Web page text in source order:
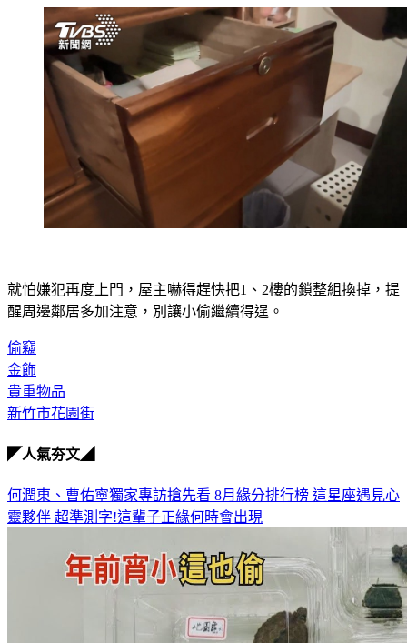
就怕嫌犯再度上門，屋主嚇得趕快把1、2樓的鎖整組換掉，提
醒周邊鄰居多加注意，別讓小偷繼續得逞。
偷竊
金飾
貴重物品
新竹市花園街
◤人氣夯文◢
何潤東、曹佑寧獨家專訪搶先看 8月緣分排行榜 這星座遇見心
靈夥伴 超準測字!這輩子正緣何時會出現